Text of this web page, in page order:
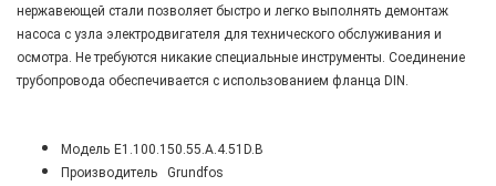
нержавеющей стали позволяет быстро и легко выполнять демонтаж
насоса с узла электродвигателя для технического обслуживания и
осмотра. Не требуются никакие специальные инструменты. Соединение
трубопровода обеспечивается с использованием фланца DIN.
Модель E1.100.150.55.A.4.51D.B
Производитель
Grundfos